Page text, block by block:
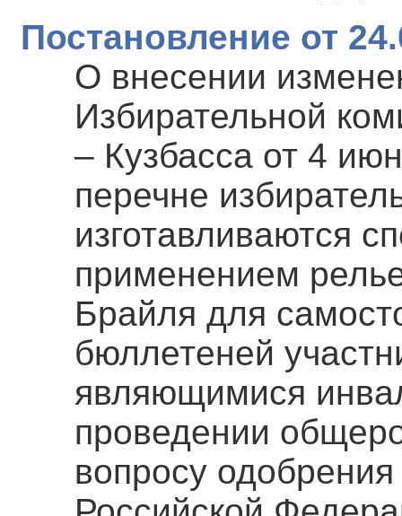
Постановление от
О внесении
Избирательной
– Кузбасса от 4
перечне
изготавливаются
применением
Брайля для
бюллетеней
являющимися
проведении
вопросу